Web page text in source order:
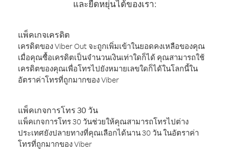
และยืดหยุ่นได้ของเรา:
แพ็คเกจเครดิต
เครดิตของ Viber Out จะถูกเพิ่มเข้าในยอดคงเหลือของคุณ
เมื่อคุณซื้อเครดิตเป็นจำนวนเงินเท่าใดก็ได้ คุณสามารถใช้
เครดิตของคุณเพื่อโทรไปยังหมายเลขใดก็ได้ในโลกนี้ใน
อัตราค่าโทรที่ถูกมากของ Viber
แพ็คเกจการโทร 30 วัน
แพ็คเกจการโทร 30 วันช่วยให้คุณสามารถโทรไปต่าง
ประเทศยังปลายทางที่คุณเลือกได้นาน 30 วัน ในอัตราค่า
โทรที่ถูกมากของ Viber